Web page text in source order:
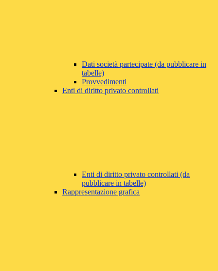
Dati società partecipate (da pubblicare in
tabelle)
Provvedimenti
Enti di diritto privato controllati
Enti di diritto privato controllati (da
pubblicare in tabelle)
Rappresentazione grafica